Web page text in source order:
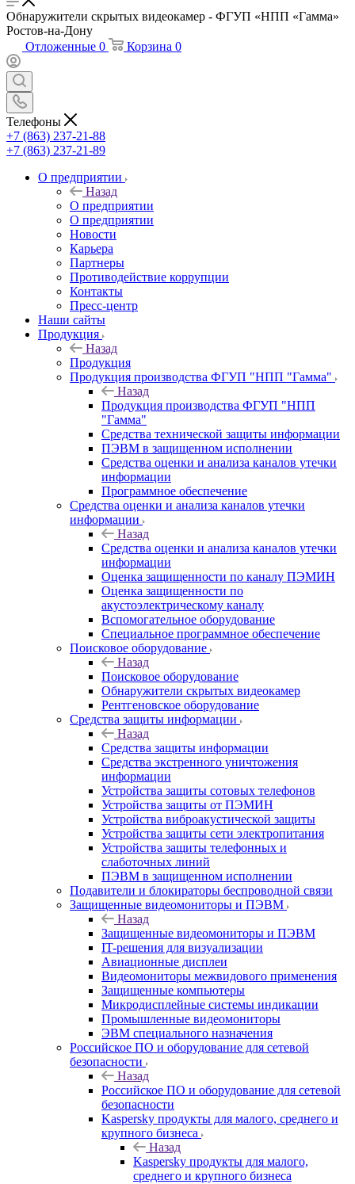
Обнаружители скрытых видеокамер - ФГУП «НПП «Гамма»
Ростов-на-Дону
Отложенные 0 Корзина 0
Телефоны
+7 (863) 237-21-88
+7 (863) 237-21-89
О предприятии
Назад
О предприятии
О предприятии
Новости
Карьера
Партнеры
Противодействие коррупции
Контакты
Пресс-центр
Наши сайты
Продукция
Назад
Продукция
Продукция производства ФГУП "НПП "Гамма"
Назад
Продукция производства ФГУП "НПП
"Гамма"
Средства технической защиты информации
ПЭВМ в защищенном исполнении
Средства оценки и анализа каналов утечки
информации
Программное обеспечение
Средства оценки и анализа каналов утечки
информации
Назад
Средства оценки и анализа каналов утечки
информации
Оценка защищенности по каналу ПЭМИН
Оценка защищенности по
акустоэлектрическому каналу
Вспомогательное оборудование
Специальное программное обеспечение
Поисковое оборудование
Назад
Поисковое оборудование
Обнаружители скрытых видеокамер
Рентгеновское оборудование
Средства защиты информации
Назад
Средства защиты информации
Средства экстренного уничтожения
информации
Устройства защиты сотовых телефонов
Устройства защиты от ПЭМИН
Устройства виброакустической защиты
Устройства защиты сети электропитания
Устройства защиты телефонных и
слаботочных линий
ПЭВМ в защищенном исполнении
Подавители и блокираторы беспроводной связи
Защищенные видеомониторы и ПЭВМ
Назад
Защищенные видеомониторы и ПЭВМ
IT-решения для визуализации
Авиационные дисплеи
Видеомониторы межвидового применения
Защищенные компьютеры
Микродисплейные системы индикации
Промышленные видеомониторы
ЭВМ специального назначения
Российское ПО и оборудование для сетевой
безопасности
Назад
Российское ПО и оборудование для сетевой
безопасности
Kaspersky продукты для малого, среднего и
крупного бизнеса
Назад
Kaspersky продукты для малого,
среднего и крупного бизнеса